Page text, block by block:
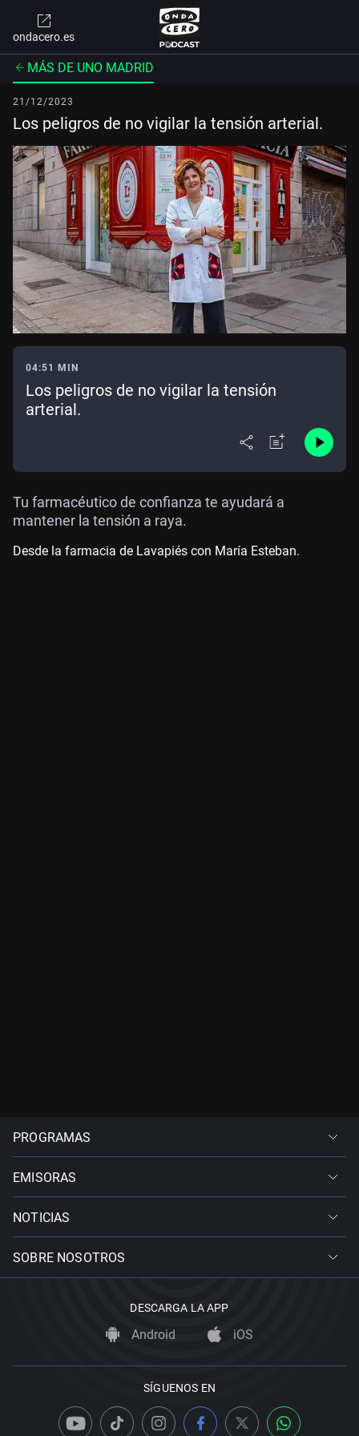
ondacero.es
MÁS DE UNO MADRID
21/12/2023
Los peligros de no vigilar la tensión arterial.
04:51 MIN
Los peligros de no vigilar la tensión
arterial.
Tu farmacéutico de confianza te ayudará a
mantener la tensión a raya.
Desde la farmacia de Lavapiés con María Esteban.
PROGRAMAS
EMISORAS
NOTICIAS
SOBRE NOSOTROS
DESCARGA LA APP
Android iOS
SÍGUENOS EN